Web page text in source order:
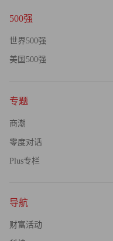
500强
世界500强
美国500强
专题
商潮
零度对话
Plus专栏
导航
财富活动